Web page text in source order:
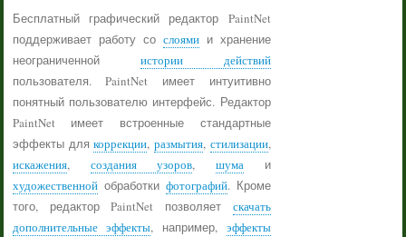
Бесплатный графический редактор PaintNet
поддерживает работу со слоямии хранение
неограниченной истории действий
пользователя. PaintNet имеет интуитивно
понятный пользователю интерфейс. Редактор
PaintNet имеет встроенные стандартные
эффекты длякоррекции, размытия, стилизации,
искажения, создания узоров, шумаи
художественнойобработки фотографий. Кроме
того, редактор PaintNet позволяет скачать
дополнительные эффекты, например, эффекты